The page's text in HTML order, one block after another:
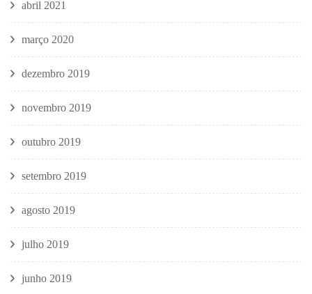
abril 2021
março 2020
dezembro 2019
novembro 2019
outubro 2019
setembro 2019
agosto 2019
julho 2019
junho 2019